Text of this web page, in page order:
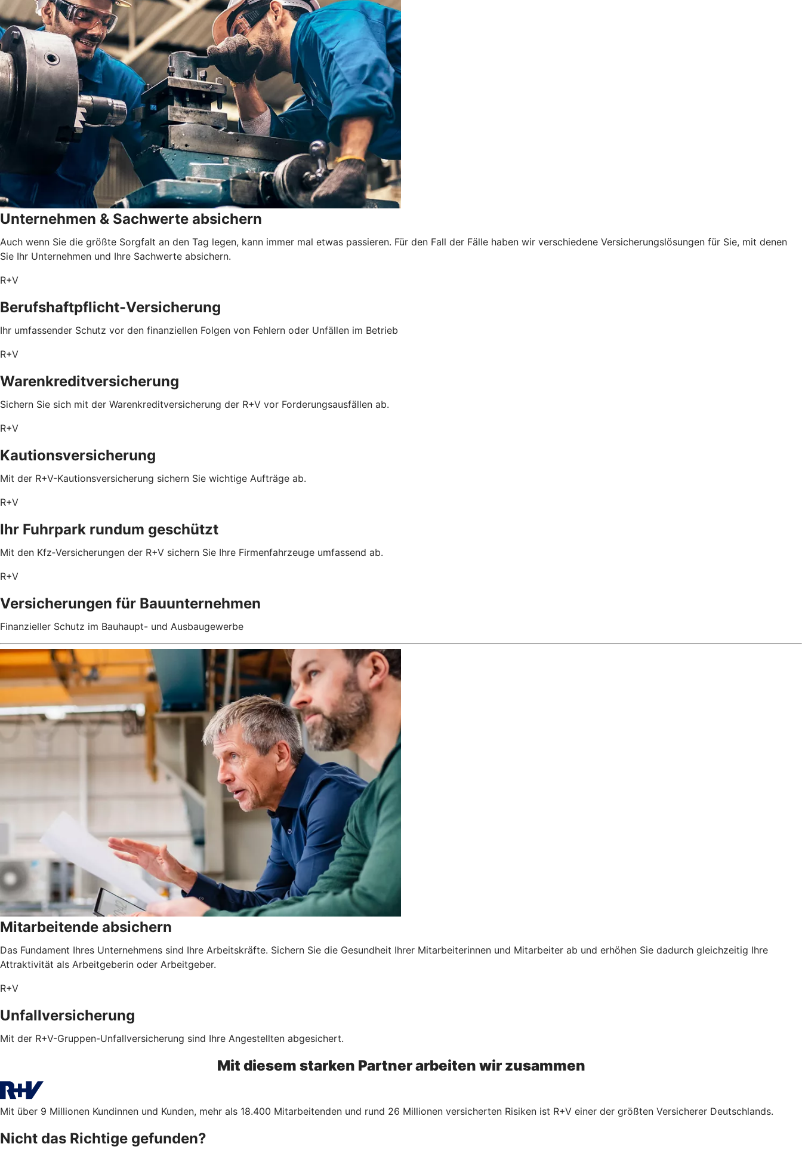
Unternehmen & Sachwerte absichern
Auch wenn Sie die größte Sorgfalt an den Tag legen, kann immer mal etwas passieren. Für den Fall der Fälle haben wir verschiedene Versicherungslösungen für Sie, mit denen
Sie Ihr Unternehmen und Ihre Sachwerte absichern.
R+V
Berufshaftpflicht-Versicherung
Ihr umfassender Schutz vor den finanziellen Folgen von Fehlern oder Unfällen im Betrieb
R+V
Warenkreditversicherung
Sichern Sie sich mit der Warenkreditversicherung der R+V vor Forderungsausfällen ab.
R+V
Kautionsversicherung
Mit der R+V-Kautionsversicherung sichern Sie wichtige Aufträge ab.
R+V
Ihr Fuhrpark rundum geschützt
Mit den Kfz‑Versicherungen der R+V sichern Sie Ihre Firmenfahrzeuge umfassend ab.
R+V
Versicherungen für Bauunternehmen
Finanzieller Schutz im Bauhaupt- und Ausbaugewerbe
Mitarbeitende absichern
Das Fundament Ihres Unternehmens sind Ihre Arbeitskräfte. Sichern Sie die Gesundheit Ihrer Mitarbeiterinnen und Mitarbeiter ab und erhöhen Sie dadurch gleichzeitig Ihre
Attraktivität als Arbeitgeberin oder Arbeitgeber.
R+V
Unfallversicherung
Mit der R+V-Gruppen-Unfallversicherung sind Ihre Angestellten abgesichert.
Mit diesem starken Partner arbeiten wir zusammen
Mit über 9 Millionen Kundinnen und Kunden, mehr als 18.400 Mitarbeitenden und rund 26 Millionen versicherten Risiken ist R+V einer der größten Versicherer Deutschlands.
Nicht das Richtige gefunden?